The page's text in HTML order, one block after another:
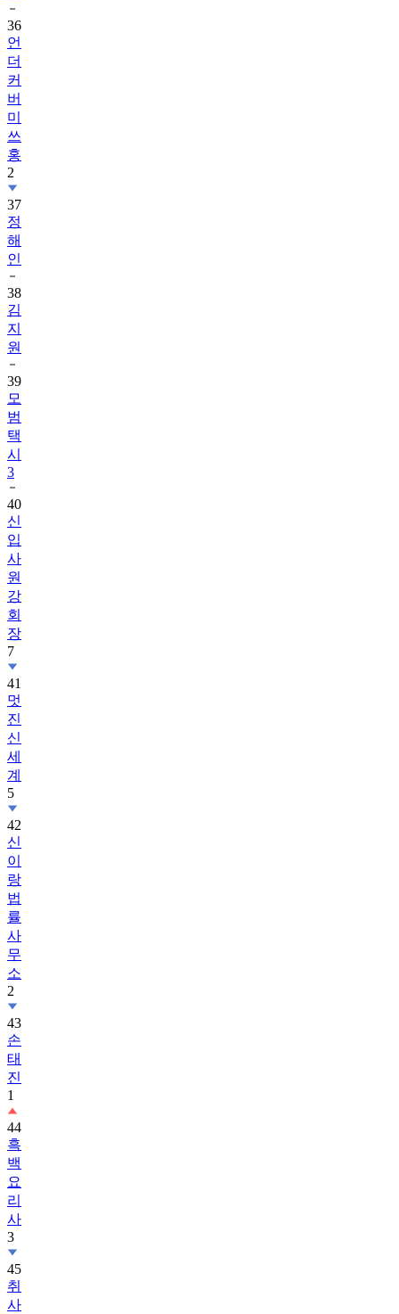
36
언
더
커
버
미
쓰
홍
2
37
정
해
인
38
김
지
원
39
모
범
택
시
3
40
신
입
사
원
강
회
장
7
41
멋
진
신
세
계
5
42
신
이
랑
법
률
사
무
소
2
43
손
태
진
1
44
흑
백
요
리
사
3
45
취
사